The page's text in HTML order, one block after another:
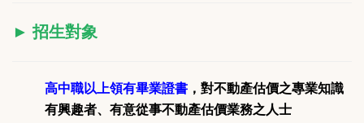
► 招生對象
高中職以上領有畢業證書 ，對不動產估價之專業知識
有興趣者、 有意從事不動產估價業務之人士